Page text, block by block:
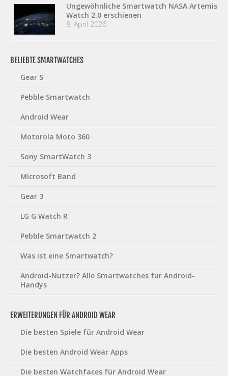
Ungewöhnliche Smartwatch NASA Artemis
Watch 2.0 erschienen
8. April 2026
BELIEBTE SMARTWATCHES
Gear S
Pebble Smartwatch
Android Wear
Motorola Moto 360
Sony SmartWatch 3
Microsoft Band
Gear 3
LG G Watch R
Pebble Smartwatch 2
Was ist eine Smartwatch?
Android-Nutzer? Alle Smartwatches für Android-
Handys
ERWEITERUNGEN FÜR ANDROID WEAR
Die besten Spiele für Android Wear
Die besten Android Wear Apps
Die besten Watchfaces für Android Wear